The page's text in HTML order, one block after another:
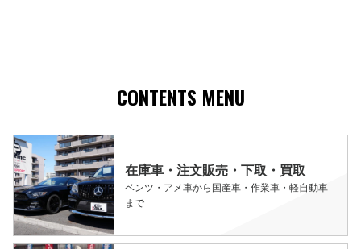
CONTENTS MENU
在庫車・注文販売・下取・買取
ベンツ・アメ車から国産車・作業車・軽自動車
まで